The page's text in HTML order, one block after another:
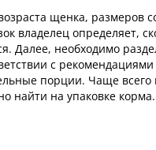
щенка, размеров
владелец определяет,
Далее, необходимо
с
порции. Чаще
найти на упаковке корма.